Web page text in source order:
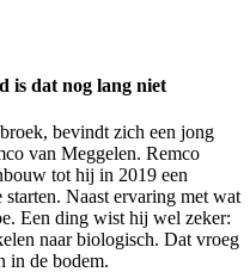
is dat nog lang niet
bevindt zich een jong
van Meggelen. Remco
tot hij in 2019 een
Naast ervaring met wat
Een ding wist hij wel zeker:
naar biologisch. Dat vroeg
in de bodem.